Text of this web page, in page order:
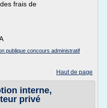
frais de
publique concours administratif
Haut de page
interne,
privé